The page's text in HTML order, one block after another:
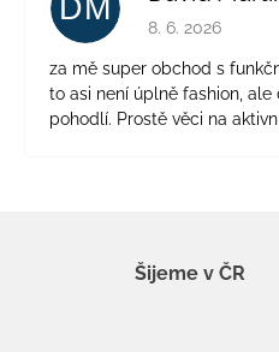
DM Hodnotenie
8. 6. 2026
za mě super obchod s
to asi není úplně fashion, ale
pohodlí. Prostě věci na
Šijeme v ČR